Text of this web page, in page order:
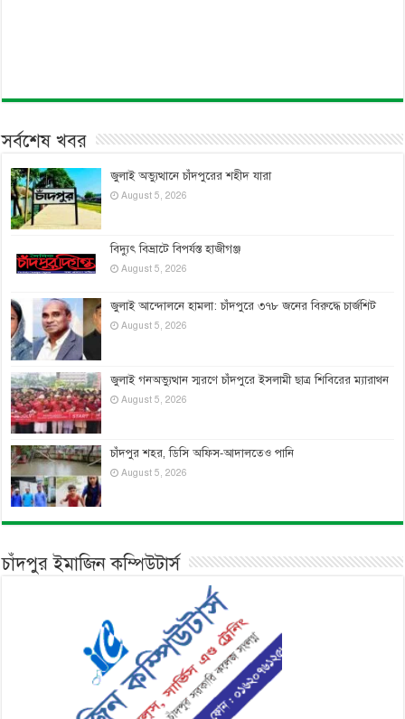
সর্বশেষ খবর
জুলাই অভ্যুত্থানে চাঁদপুরের শহীদ যারা
August 5, 2026
বিদ্যুৎ বিভ্রাটে বিপর্যস্ত হাজীগঞ্জ
August 5, 2026
জুলাই আন্দোলনে হামলা: চাঁদপুরে ৩৭৮ জনের বিরুদ্ধে চার্জশিট
August 5, 2026
জুলাই গনঅভ্যুত্থান স্মরণে চাঁদপুরে ইসলামী ছাত্র শিবিরের ম্যারাথন
August 5, 2026
চাঁদপুর শহর, ডিসি অফিস-আদালতেও পানি
August 5, 2026
চাঁদপুর ইমাজিন কম্পিউটার্স